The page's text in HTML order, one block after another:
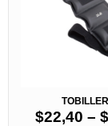
$22,40 –